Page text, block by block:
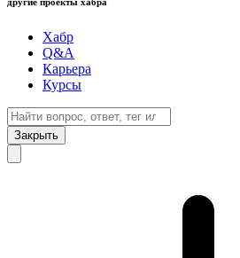
Хабр
Q&A
Карьера
Курсы
Закрыть